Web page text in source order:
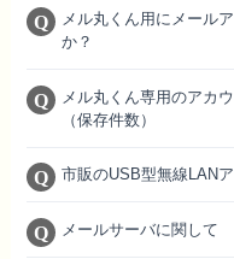
メル丸くん用にメール
か？
メル丸くん専用のアカ
（保存件数）
市販のUSB型無線LAN
メールサーバに関して